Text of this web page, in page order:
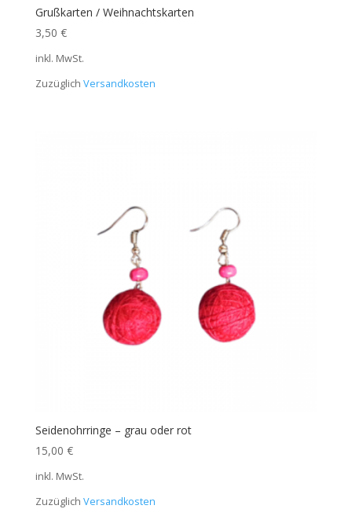
Grußkarten / Weihnachtskarten
3,50 €
inkl. MwSt.
Zuzüglich Versandkosten
Seidenohrringe – grau oder rot
15,00 €
inkl. MwSt.
Zuzüglich Versandkosten